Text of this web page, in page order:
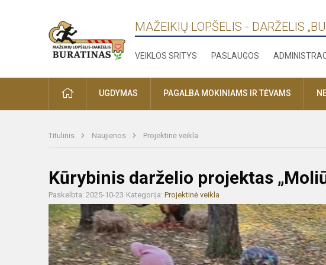
MAŽEIKIŲ LOPŠELIS - DARŽELIS
VEIKLOS SRITYS PASLAUGOS
PRADŽIAUGDYMAS PAGALBA MOKINIAMS IR TĖVAMS
Titulinis Naujienos Projektinė veikla
Kūrybinis darželio projektas
Paskelbta: 2025-10-23 Kategorija: Projektinė veikla